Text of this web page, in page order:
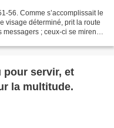
56. Comme s’accomplissait le
visage déterminé, prit la route
; ceux-ci se mirent
pour servir, et
la multitude.